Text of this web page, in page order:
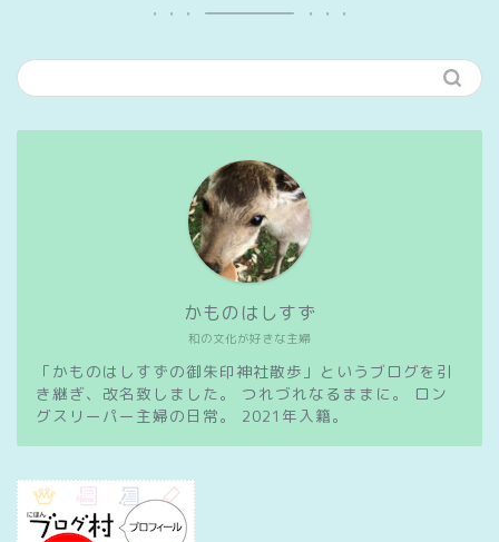
和の文化が好きな主婦
かものはしすず
「かものはしすずの御朱印神社散歩」というブログを引
き継ぎ、改名致しました。 つれづれなるままに。 ロン
グスリーパー主婦の日常。 2021年入籍。